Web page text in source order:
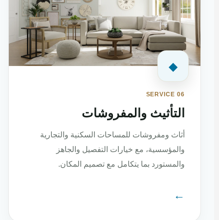
◆
SERVICE 06
التأثيث والمفروشات
أثاث ومفروشات للمساحات السكنية والتجارية
والمؤسسية، مع خيارات التفصيل والجاهز
والمستورد بما يتكامل مع تصميم المكان.
←